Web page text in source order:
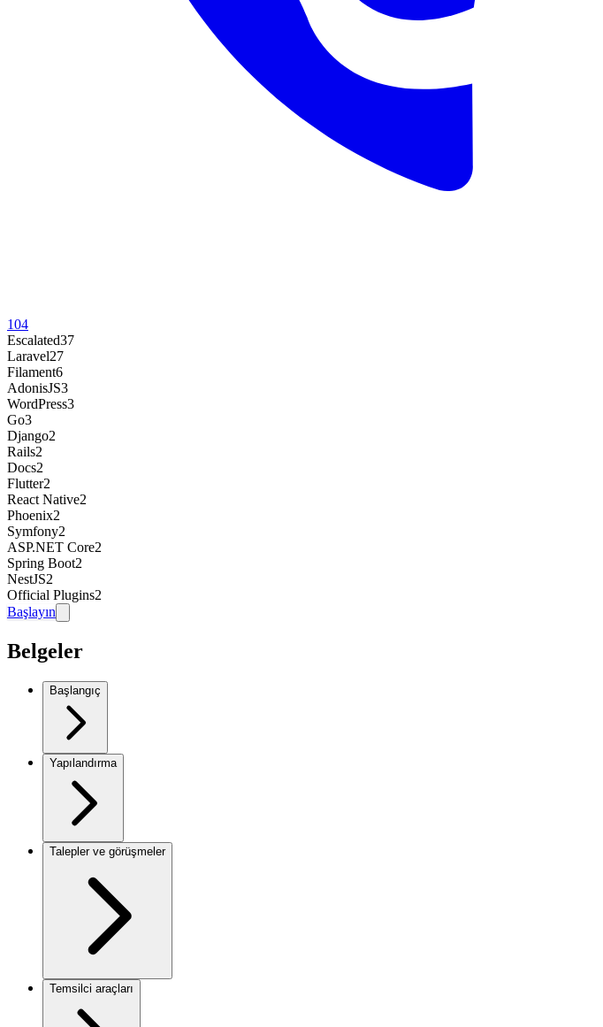
104
Escalated37
Laravel27
Filament6
AdonisJS3
WordPress3
Go3
Django2
Rails2
Docs2
Flutter2
React Native2
Phoenix2
Symfony2
ASP.NET Core2
Spring Boot2
NestJS2
Official Plugins2
Başlayın
Belgeler
Başlangıç
Yapılandırma
Talepler ve görüşmeler
Temsilci araçları